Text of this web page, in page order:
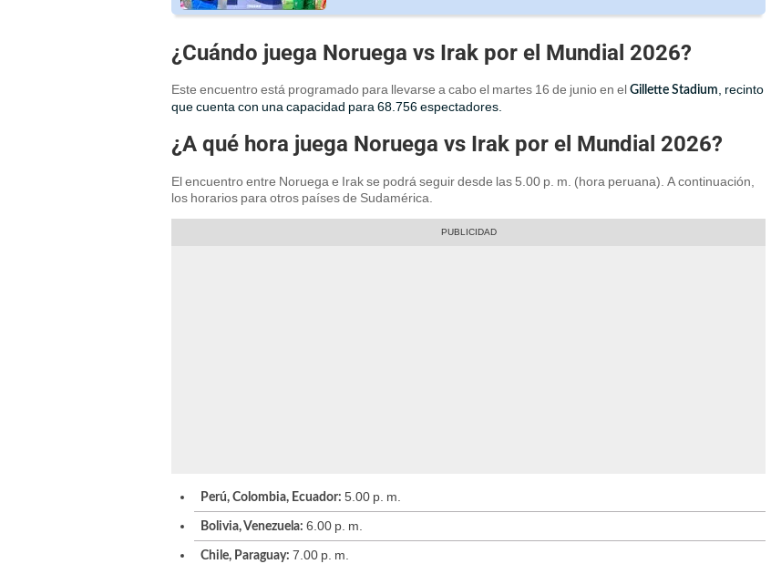
¿Cuándo juega Noruega vs Irak por el Mundial 2026?
Este encuentro está programado para llevarse a cabo el martes 16 de junio en el Gillette Stadium, recinto
que cuenta con una capacidad para 68.756 espectadores.
¿A qué hora juega Noruega vs Irak por el Mundial 2026?
El encuentro entre Noruega e Irak se podrá seguir desde las 5.00 p. m. (hora peruana). A continuación,
los horarios para otros países de Sudamérica.
Perú, Colombia, Ecuador: 5.00 p. m.
Bolivia, Venezuela: 6.00 p. m.
Chile, Paraguay: 7.00 p. m.